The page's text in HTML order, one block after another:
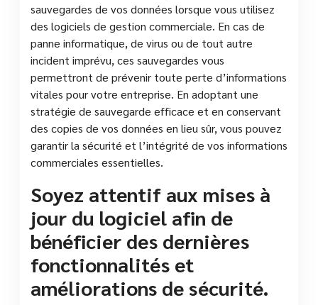
sauvegardes de vos données lorsque vous utilisez
des logiciels de gestion commerciale. En cas de
panne informatique, de virus ou de tout autre
incident imprévu, ces sauvegardes vous
permettront de prévenir toute perte d’informations
vitales pour votre entreprise. En adoptant une
stratégie de sauvegarde efficace et en conservant
des copies de vos données en lieu sûr, vous pouvez
garantir la sécurité et l’intégrité de vos informations
commerciales essentielles.
Soyez attentif aux mises à
jour du logiciel afin de
bénéficier des dernières
fonctionnalités et
améliorations de sécurité.